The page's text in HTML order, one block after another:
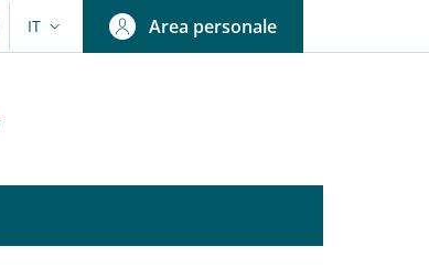
SELETTORE LINGUA: CURRENT LANGUAGE
IT Area personale